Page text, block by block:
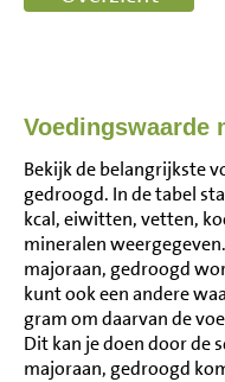
Voedingswaarde
Bekijk de belangrijkste
gedroogd. In de tabel
kcal, eiwitten, vetten,
mineralen
majoraan, gedroogd
kunt ook een andere
gram om daarvan de
Dit kan je doen door de
majoraan, gedroogd